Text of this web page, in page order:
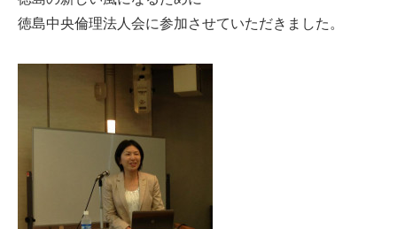
徳島中央倫理法人会に参加させていただきました。